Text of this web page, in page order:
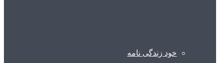
خود زندگی نامه